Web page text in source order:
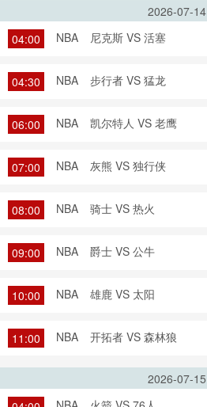
2026-07-14
04:00
NBA 尼克斯 VS 活塞
04:30 NBA 步行者 VS 猛龙
06:00 NBA 凯尔特人 VS 老鹰
07:00 NBA 灰熊 VS 独行侠
08:00 NBA 骑士 VS 热火
09:00 NBA 爵士 VS 公牛
10:00 NBA 雄鹿 VS 太阳
11:00 NBA 开拓者 VS 森林狼
2026-07-15